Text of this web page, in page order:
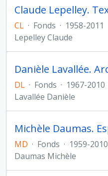
CL · Fonds · 1958-2011
Lepelley Claude
DL · Fonds · 1967-2010
Lavallée Danièle
MD · Fonds · 1959-2010
Daumas Michèle